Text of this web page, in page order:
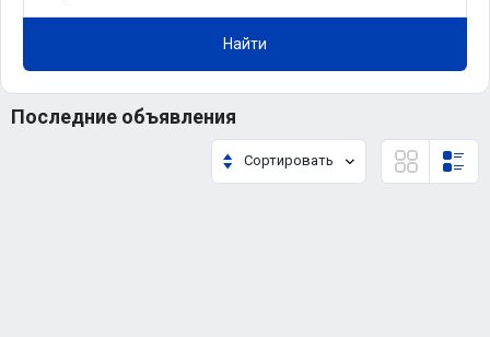
Найти
Последние объявления
Сортировать